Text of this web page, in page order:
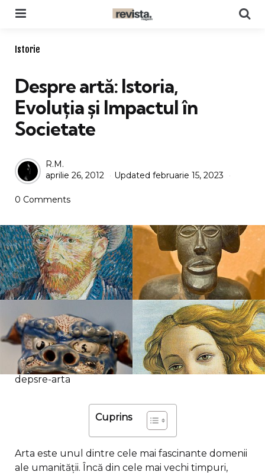
depsre-arta
Categories
Istorie
Despre artă: Istoria,
Evoluția și Impactul în
Societate
Posted
by
R.M.
aprilie 26, 2012
Updated februarie 15, 2023
0 Comments
Cuprins
Arta este unul dintre cele mai fascinante domenii
ale umanității. Încă din cele mai vechi timpuri,